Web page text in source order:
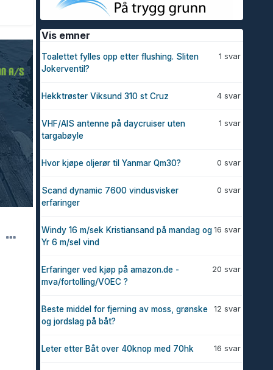
Vis emner
1 svar
Toalettet fylles opp etter flushing. Sliten
Jokerventil?
4 svar
Hekktrøster Viksund 310 st Cruz
1 svar
VHF/AIS antenne på daycruiser uten
targabøyle
0 svar
Hvor kjøpe oljerør til Yanmar Qm30?
0 svar
Scand dynamic 7600 vindusvisker
erfaringer
16 svar
Windy 16 m/sek Kristiansand på mandag og
Yr 6 m/sel vind
20 svar
Erfaringer ved kjøp på amazon.de -
mva/fortolling/VOEC ?
12 svar
Beste middel for fjerning av moss, grønske
og jordslag på båt?
16 svar
Leter etter Båt over 40knop med 70hk